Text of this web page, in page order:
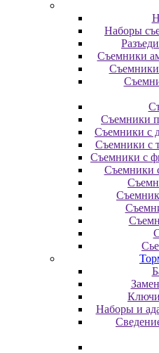
Наборы
Съемники
Съемники
Съемники с
Съемники с
Съемники с
Съемники
Наборы и